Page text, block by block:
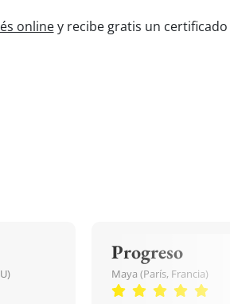
onliney recibe gratis un certificado
Progreso
Maya (París, Francia)